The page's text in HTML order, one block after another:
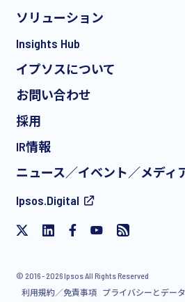
を含む、製品やサービスに関
同意します。この同意はい
ソリューション
Insights Hub
イプソスについて
お問い合わせ
採用
IR情報
ニュース／イベント／メディ
Ipsos.Digital
© 2016 - 2026 Ipsos All Rights Reserved
利用規約／免責事項
プライバシーとデー